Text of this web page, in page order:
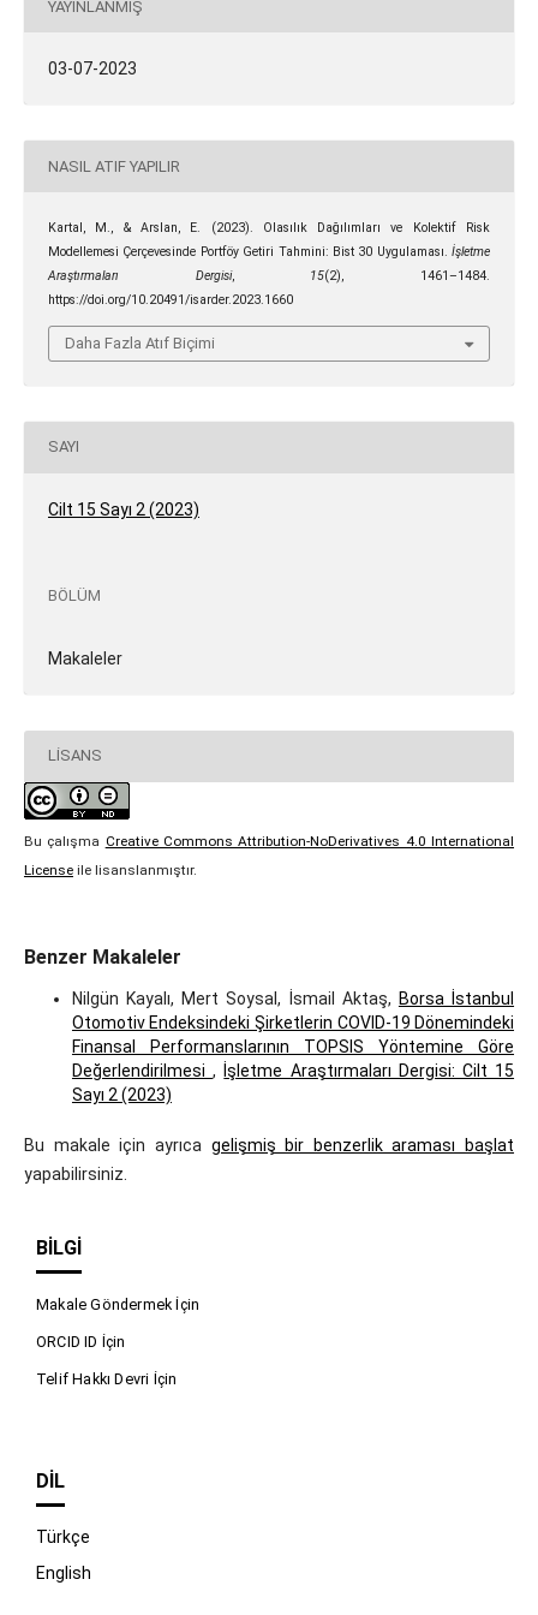
YAYINLANMIŞ
03-07-2023
NASIL ATIF YAPILIR
Kartal, M., & Arslan, E. (2023). Olasılık Dağılımları ve Kolektif Risk
Modellemesi Çerçevesinde Portföy Getiri Tahmini: Bist 30 Uygulaması.İşletme
Araştırmaları Dergisi, 15(2), 1461–1484.
https://doi.org/10.20491/isarder.2023.1660
Daha Fazla Atıf Biçimi
SAYI
Cilt 15 Sayı 2 (2023)
BÖLÜM
Makaleler
LISANS
Bu çalışma Creative Commons Attribution-NoDerivatives 4.0 International
Licenseile lisanslanmıştır.
Benzer Makaleler
Nilgün Kayalı, Mert Soysal, İsmail Aktaş, Borsa İstanbul
Otomotiv Endeksindeki Şirketlerin COVID-19 Dönemindeki
Finansal Performanslarının TOPSIS Yöntemine Göre
Değerlendirilmesi,
İşletme Araştırmaları Dergisi: Cilt 15
Sayı 2 (2023)
Bu makale için ayrıca gelişmiş bir benzerlik araması başlat
yapabilirsiniz.
BILGI
Makale Göndermek İçin
ORCID ID İçin
Telif Hakkı Devri İçin
DIL
Türkçe
English